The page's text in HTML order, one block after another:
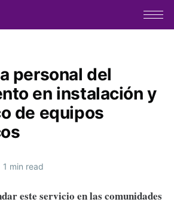
personal del
en instalación y
de equipos
1 min read
este servicio en las comunidades